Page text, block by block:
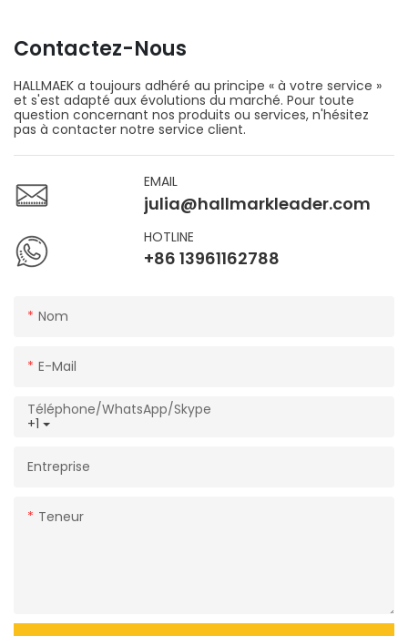
Contactez-Nous
HALLMAEK a toujours adhéré au principe « à votre service »
et s'est adapté aux évolutions du marché. Pour toute
question concernant nos produits ou services, n'hésitez
pas à contacter notre service client.
EMAIL
julia@hallmarkleader.com
HOTLINE
+86 13961162788
Nom
E-Mail
+1
Téléphone/WhatsApp/Skype
Entreprise
Teneur